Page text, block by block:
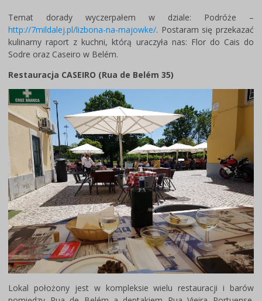
Temat dorady wyczerpałem w dziale: Podróże –
http://7mildalej.pl/lizbona-na-majowke/. Postaram się przekazać
kulinarny raport z kuchni, którą uraczyła nas: Flor do Cais do
Sodre oraz Caseiro w Belém.
Restauracja CASEIRO (Rua de Belém 35)
Lokal położony jest w kompleksie wielu restauracji i barów